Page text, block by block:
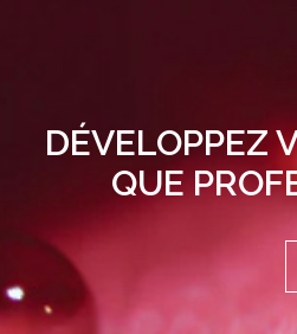
DÉVELOPPEZ
QUE